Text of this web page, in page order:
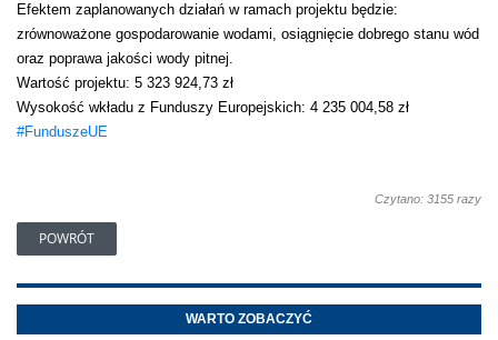
Efektem zaplanowanych działań w ramach projektu będzie:
zrównoważone gospodarowanie wodami, osiągnięcie dobrego stanu wód
oraz poprawa jakości wody pitnej.
Wartość projektu: 5 323 924,73 zł
Wysokość wkładu z Funduszy Europejskich: 4 235 004,58 zł
#FunduszeUE
Czytano: 3155 razy
POWRÓT
WARTO ZOBACZYĆ